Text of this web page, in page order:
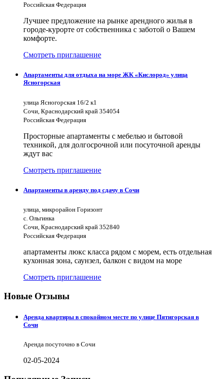
Российская Федерация
Лучшее предложение на рынке арендного жилья в
городе-курорте от собственника с заботой о Вашем
комфорте.
Смотреть приглашение
Апартаменты для отдыха на море ЖК «Кислород» улица
Ясногорская
улица Ясногорская 16/2 к1
Сочи, Краснодарский край 354054
Российская Федерация
Просторные апартаменты с мебелью и бытовой
техникой, для долгосрочной или посуточной аренды
ждут вас
Смотреть приглашение
Апартаменты в аренду под сдачу в Сочи
улица, микрорайон Горизонт
с. Ольгинка
Сочи, Краснодарский край 352840
Российская Федерация
апартаменты люкс класса рядом с морем, есть отдельная
кухонная зона, саунзел, балкон с видом на море
Смотреть приглашение
Новые Отзывы
Аренда квартиры в спокойном месте по улице Пятигорская в
Сочи
Аренда посуточно в Сочи
02-05-2024